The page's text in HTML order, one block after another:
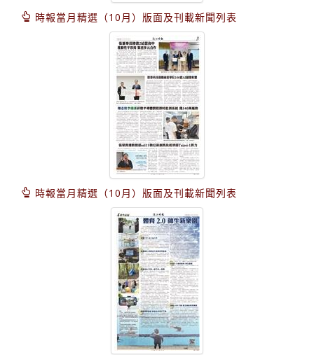
時報當月精選（10月）版面及刊載新聞列表
時報當月精選（10月）版面及刊載新聞列表